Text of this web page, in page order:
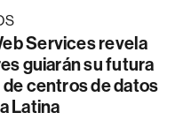
Services revela
guiarán su futura
centros de datos
Latina